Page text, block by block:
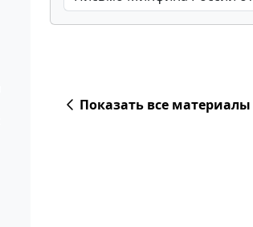
Показать все материалы